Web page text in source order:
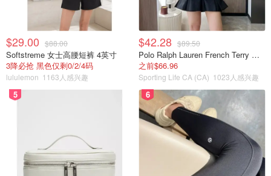
Haleakala日出-版权属于@yitiantian
Day 3:Molokini 月亮湾浮潜🤿
$29.00 $88.00
Softstreme 女士高腰短裤 4英寸
3降必抢 黑色仅剩0/2/4码
lululemon 1163人感兴趣
$42.28 $89.50
Polo Ralph Lauren French Terry 女童连帽卫衣 7-16码
之前$66.96
Sporting Life CA (CA) 1023人感兴趣
5 6